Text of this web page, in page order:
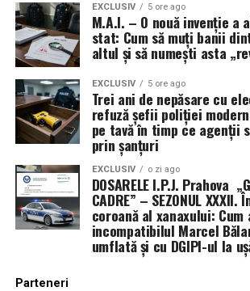
EXCLUSIV 5 ore ago
M.A.I. – O nouă invenție a
stat: Cum să muți banii
altul și să numești asta
EXCLUSIV 5 ore ago
Trei ani de nepăsare cu
refuză șefii poliției
pe tavă în timp ce agenții
prin șanțuri
EXCLUSIV o zi ago
DOSARELE I.P.J. Prahova
CADRE” – SEZONUL
coroană al xanaxului: Cum
incompatibilul Marcel
umflată și cu DGIPI-ul la
Parteneri